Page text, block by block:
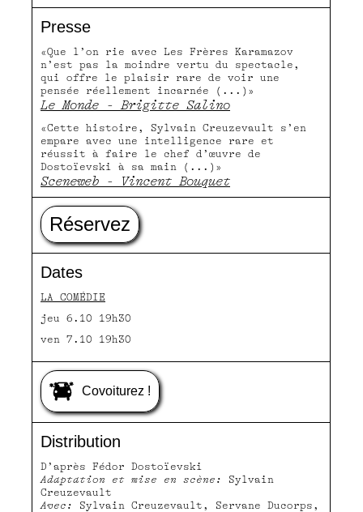
Presse
«Que l’on rie avec Les Frères Karamazov
n’est pas la moindre vertu du spectacle,
qui offre le plaisir rare de voir une
pensée réellement incarnée (...)»
Le Monde - Brigitte Salino
«Cette histoire, Sylvain Creuzevault s’en
empare avec une intelligence rare et
réussit à faire le chef d’œuvre de
Dostoïevski à sa main (...)»
Sceneweb - Vincent Bouquet
Distribution
D’après Fédor Dostoïevski
Adaptation et mise en scène:
Sylvain
Creuzevault
Avec:
Sylvain Creuzevault, Servane Ducorps,
Réservez
Dates
LA COMÉDIE
jeu 6.10 19h30
ven 7.10 19h30
Covoiturez !